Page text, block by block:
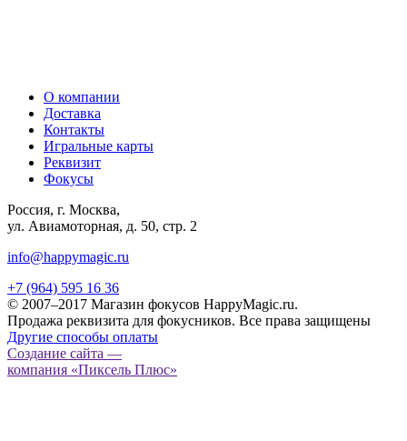
О компании
Доставка
Контакты
Игральные карты
Реквизит
Фокусы
Россия, г. Москва,
ул. Авиамоторная, д. 50, стр. 2
info@happymagic.ru
+7 (964) 595 16 36
© 2007–2017 Магазин фокусов HappyMagic.ru.
Продажа реквизита для фокусников. Все права защищены
Другие способы оплаты
Создание сайта —
компания «Пиксель Плюс»